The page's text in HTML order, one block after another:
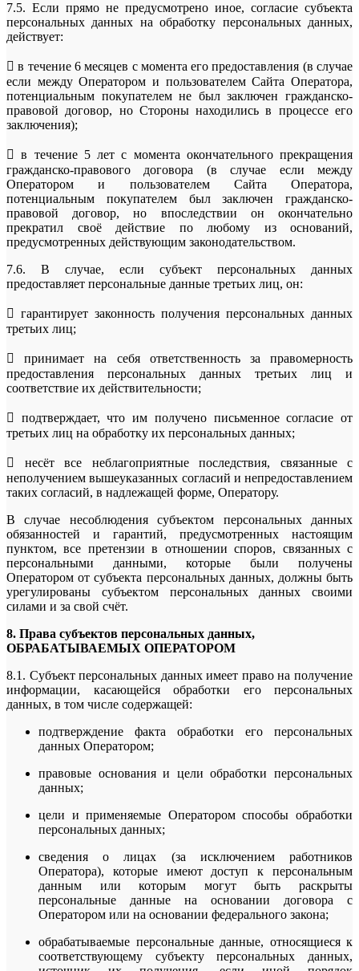
7.5. Если прямо не предусмотрено иное, согласие субъекта
персональных данных на обработку персональных данных,
действует:
 в течение 6 месяцев с момента его предоставления (в случае
если между Оператором и пользователем Сайта Оператора,
потенциальным покупателем не был заключен гражданско-
правовой договор, но Стороны находились в процессе его
заключения);
 в течение 5 лет с момента окончательного прекращения
гражданско-правового договора (в случае если между
Оператором и пользователем Сайта Оператора,
потенциальным покупателем был заключен гражданско-
правовой договор, но впоследствии он окончательно
прекратил своё действие по любому из оснований,
предусмотренных действующим законодательством.
7.6. В случае, если субъект персональных данных
предоставляет персональные данные третьих лиц, он:
 гарантирует законность получения персональных данных
третьих лиц;
 принимает на себя ответственность за правомерность
предоставления персональных данных третьих лиц и
соответствие их действительности;
 подтверждает, что им получено письменное согласие от
третьих лиц на обработку их персональных данных;
 несёт все неблагоприятные последствия, связанные с
неполучением вышеуказанных согласий и непредоставлением
таких согласий, в надлежащей форме, Оператору.
В случае несоблюдения субъектом персональных данных
обязанностей и гарантий, предусмотренных настоящим
пунктом, все претензии в отношении споров, связанных с
персональными данными, которые были получены
Оператором от субъекта персональных данных, должны быть
урегулированы субъектом персональных данных своими
силами и за свой счёт.
8. Права субъектов персональных данных,
ОБРАБАТЫВАЕМЫХ ОПЕРАТОРОМ
8.1. Субъект персональных данных имеет право на получение
информации, касающейся обработки его персональных
данных, в том числе содержащей:
подтверждение факта обработки его персональных
данных Оператором;
правовые основания и цели обработки персональных
данных;
цели и применяемые Оператором способы обработки
персональных данных;
сведения о лицах (за исключением работников
Оператора), которые имеют доступ к персональным
данным или которым могут быть раскрыты
персональные данные на основании договора с
Оператором или на основании федерального закона;
обрабатываемые персональные данные, относящиеся к
соответствующему субъекту персональных данных,